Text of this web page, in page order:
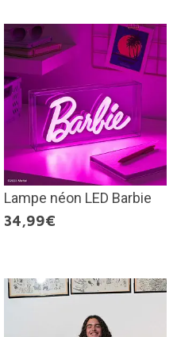
Lampe néon LED Barbie
34,99€